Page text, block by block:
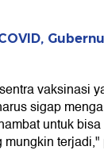
vaksinasi
sigap
untuk